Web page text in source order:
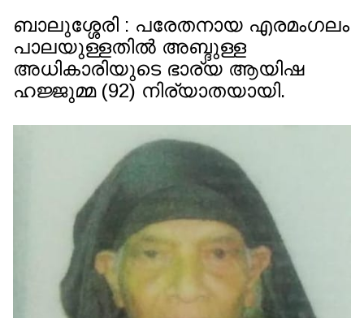
ബാലുശ്ശേരി : പരേതനായ എരമംഗലം
പാലയുള്ളതിൽ അബ്ദുള്ള
അധികാരിയുടെ ഭാര്യ ആയിഷ
ഹജ്ജുമ്മ (92) നിര്യാതയായി.